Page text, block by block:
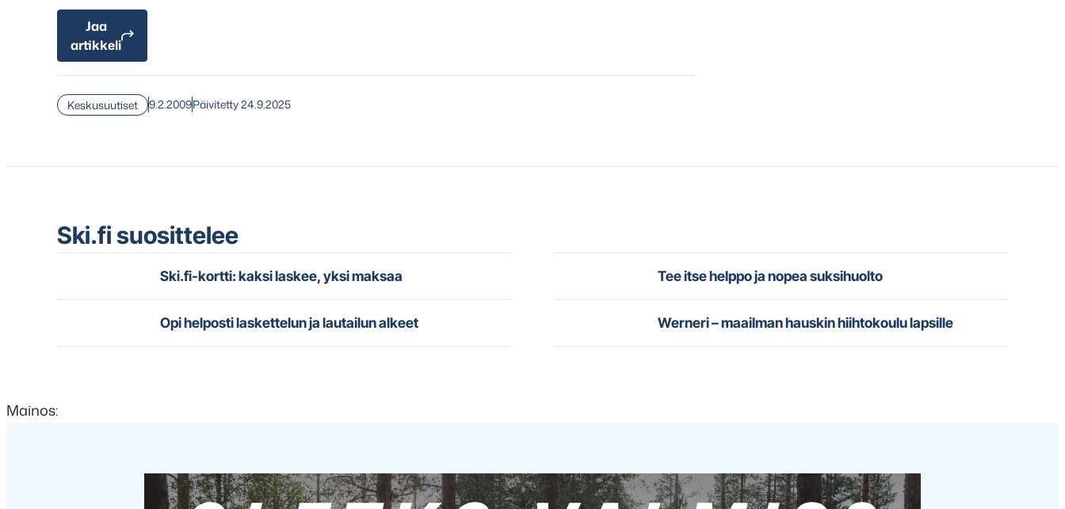
Jaa
artikkeli
Keskusuutiset 9.2.2009Päivitetty 24.9.2025
Ski.fi suosittelee
Ski.fi-kortti: kaksi laskee, yksi maksaa Tee itse helppo ja nopea suksihuolto
Opi helposti laskettelun ja lautailun alkeet Werneri – maailman hauskin hiihtokoulu lapsille
Mainos: